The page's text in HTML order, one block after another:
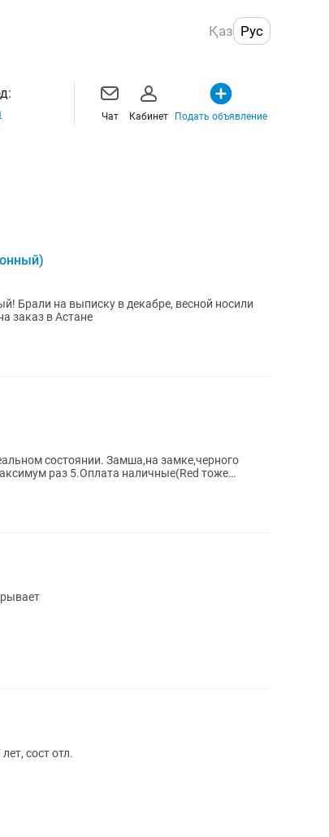
Қаз Рус
Чат Кабинет Подать объявление
Брали на выписку в декабре, весной носили
заказ в Астане
состоянии. Замша,на замке,черного
раз 5.Оплата наличные(Red тоже
сост отл.